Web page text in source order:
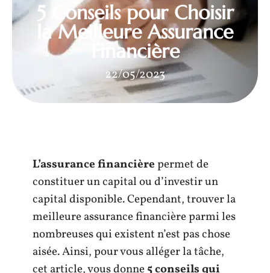
5 Conseils pour Choisir
la Meilleure Assurance
Financière
22/05/2023
L’assurance financièrepermet de
constituer un capital ou d’investir un
capital disponible. Cependant, trouver la
meilleure assurance financière parmi les
nombreuses qui existent n’est pas chose
aisée. Ainsi, pour vous alléger la tâche,
cet article, vous donne5 conseils qui